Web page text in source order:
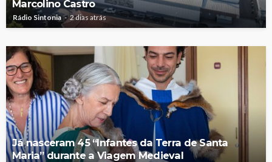
Marcolino Castro
Rádio Sintonia 2 dias atrás
Já nasceram 45 “Infantes da Terra de Santa
Maria” durante a Viagem Medieval